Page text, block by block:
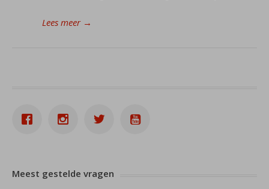
Lees meer→
Meest gestelde vragen